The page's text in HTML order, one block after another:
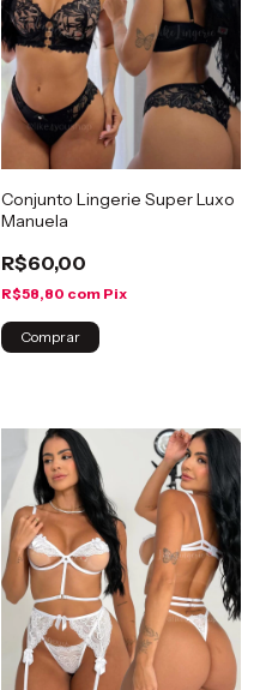
Conjunto Lingerie Super Luxo
Manuela
R$60,00
R$58,80 com Pix
Comprar